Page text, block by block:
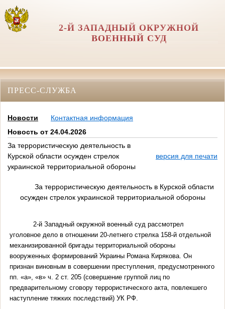
2-Й ЗАПАДНЫЙ ОКРУЖНОЙ
ВОЕННЫЙ СУД
ПРЕСС-СЛУЖБА
Новости
Контактная информация
Новость от 24.04.2026
За террористическую деятельность в
Курской области осужден стрелок
украинской территориальной обороны
версия для печати
За террористическую деятельность в Курской области
осужден стрелок украинской территориальной обороны
2-й Западный окружной военный суд рассмотрел
уголовное дело в отношении 20-летнего стрелка 158-й отдельной
механизированной бригады территориальной обороны
вооруженных формирований Украины Романа Кирякова. Он
признан виновным в совершении преступления, предусмотренного
пп. «а», «в» ч. 2 ст. 205 (совершение группой лиц по
предварительному сговору террористического акта, повлекшего
наступление тяжких последствий) УК РФ.